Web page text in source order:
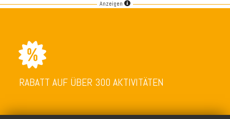
Anzeigen
RABATT AUF ÜBER 300 AKTIVITÄTEN